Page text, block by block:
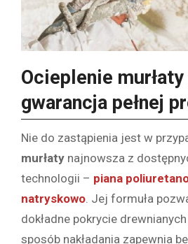
Ocieplenie
gwarancja pełnej
Nie do zastąpienia jest w
murłaty najnowsza z
technologii – piana
natryskowo . Jej formuła
dokładne pokrycie
sposób nakładania zapewnia